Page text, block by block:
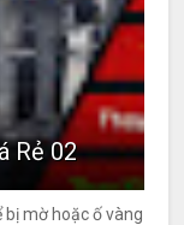
Rẻ 02
bị mờ hoặc ố vàng